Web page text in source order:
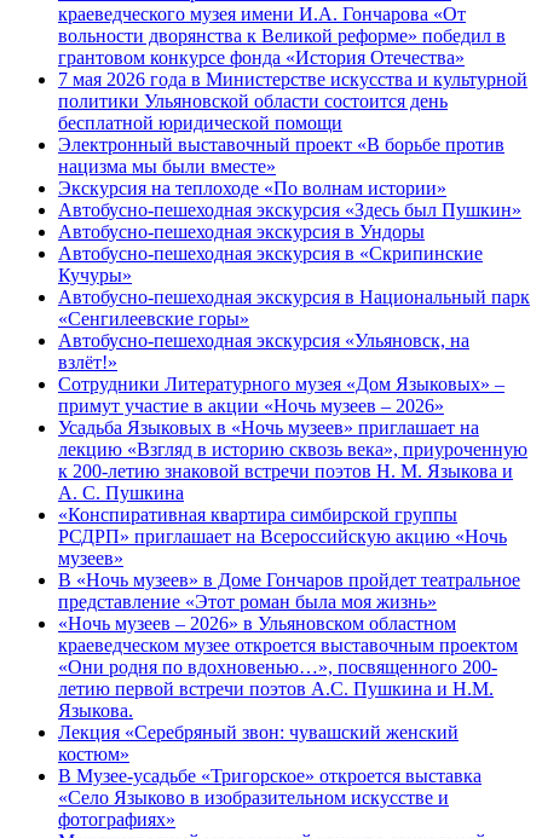
краеведческого музея имени И.А. Гончарова «От
вольности дворянства к Великой реформе» победил в
грантовом конкурсе фонда «История Отечества»
7 мая 2026 года в Министерстве искусства и культурной
политики Ульяновской области состоится день
бесплатной юридической помощи
Электронный выставочный проект «В борьбе против
нацизма мы были вместе»
Экскурсия на теплоходе «По волнам истории»
Автобусно-пешеходная экскурсия «Здесь был Пушкин»
Автобусно-пешеходная экскурсия в Ундоры
Автобусно-пешеходная экскурсия в «Скрипинские
Кучуры»
Автобусно-пешеходная экскурсия в Национальный парк
«Сенгилеевские горы»
Автобусно-пешеходная экскурсия «Ульяновск, на
взлёт!»
Сотрудники Литературного музея «Дом Языковых» –
примут участие в акции «Ночь музеев – 2026»
Усадьба Языковых в «Ночь музеев» приглашает на
лекцию «Взгляд в историю сквозь века», приуроченную
к 200-летию знаковой встречи поэтов Н. М. Языкова и
А. С. Пушкина
«Конспиративная квартира симбирской группы
РСДРП» приглашает на Всероссийскую акцию «Ночь
музеев»
В «Ночь музеев» в Доме Гончаров пройдет театральное
представление «Этот роман была моя жизнь»
«Ночь музеев – 2026» в Ульяновском областном
краеведческом музее откроется выставочным проектом
«Они родня по вдохновенью…», посвященного 200-
летию первой встречи поэтов А.С. Пушкина и Н.М.
Языкова.
Лекция «Серебряный звон: чувашский женский
костюм»
В Музее-усадьбе «Тригорское» откроется выставка
«Село Языково в изобразительном искусстве и
фотографиях»